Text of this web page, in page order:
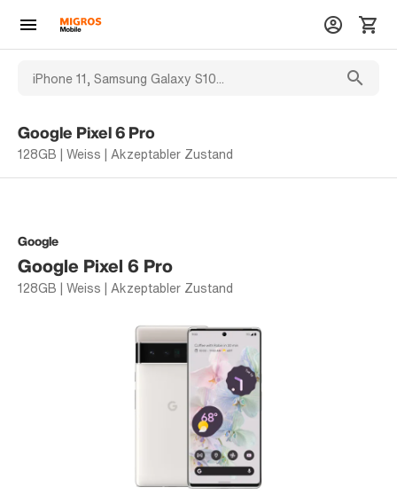
Google Pixel 6 Pro
128GB | Weiss | Akzeptabler Zustand
Google
Google Pixel 6 Pro
128GB | Weiss | Akzeptabler Zustand